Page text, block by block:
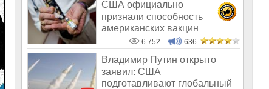
США официально
признали способность
американских вакцин
вызывать рак
6 752 636
Владимир Путин открыто
заявил: США
подготавливают глобальный